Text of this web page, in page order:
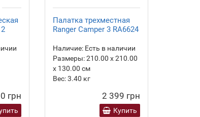
грн
Палатка трехместная
Ranger Сamper 3 RA6624
Наличие: Есть в наличии
Размеры:210.00 х 210.00
х 130.00 см
Вес:3.40 кг
2 399 грн
Купить